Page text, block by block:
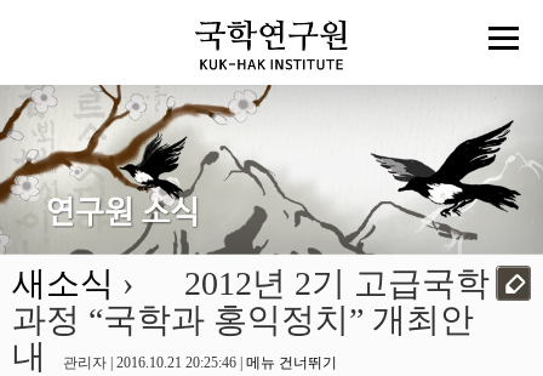
새소식 › 2012년 2기 고급국학
과정 “국학과 홍익정치” 개최안
내
관리자 | 2016.10.21 20:25:46 | 메뉴 건너뛰기